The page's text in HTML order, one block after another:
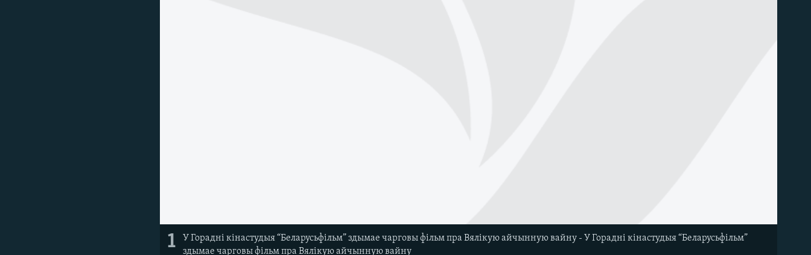
1
У Горадні кінастудыя “Беларусьфільм” здымае чарговы фільм пра Вялікую айчынную вайну - У Горадні кінастудыя “Беларусьфільм”
здымае чарговы фільм пра Вялікую айчынную вайну